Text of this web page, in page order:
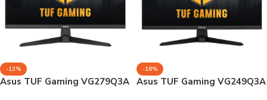
-13%
Asus TUF Gaming VG279Q3A
-18%
Asus TUF Gaming VG249Q3A